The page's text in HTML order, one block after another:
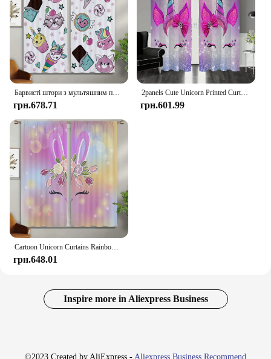
Барвисті штори з мультяшним принтом веселки-єдинорога для дитячої кімнати, вітальні, кабінет, кухня, прикраса вікон, штори, 2 шт.
грн.678.71
2panels Cute Unicorn Printed Curtains Rod Pocket Semi Blackout Window Curtains For Living Room Window Drapes Bedroom Room Decor
грн.601.99
Cartoon Unicorn Curtains Rainbow Horse Curtains 2 Panels Kids Room Boys Girls Bedroom Living Room Den Study Room Decor Curtains
грн.648.01
Inspire more in Aliexpress Business
©2023 Created by AliExpress - Aliexpress Business Recommend